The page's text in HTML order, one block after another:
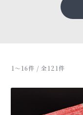
1〜16件 / 全121件